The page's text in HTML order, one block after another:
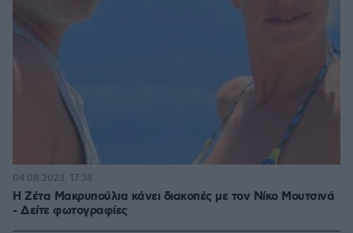
Η Ζέτα Μακρυπούλια κάνει διακοπές με τον Νίκο Μουτσινά
- Δείτε φωτογραφίες
04.08.2023, 17:38